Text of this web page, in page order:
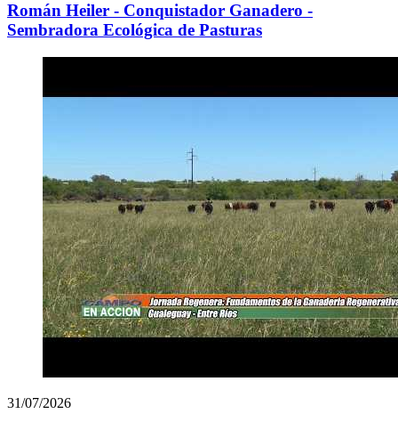
Román Heiler - Conquistador Ganadero -
Sembradora Ecológica de Pasturas
31/07/2026